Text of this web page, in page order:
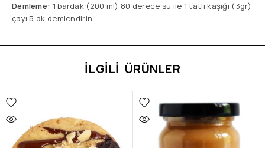
Demleme: 1 bardak (200 ml) 80 derece su ile 1 tatlı kaşığı (3gr)
çayı 5 dk demlendirin.
İLGILI ÜRÜNLER